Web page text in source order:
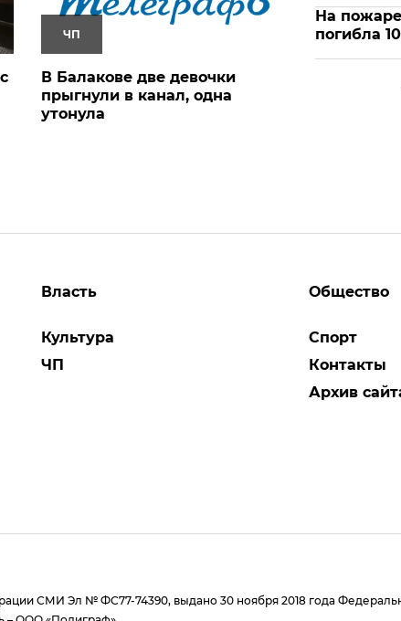
ЧП
В Балакове две девочки
прыгнули в канал, одна
утонула
На
погибла
Власть
Культура
ЧП
Общество
Спорт
Контакты
Архив
СМИ Эл № ФС77-74390, выдано 30 ноября 2018 года